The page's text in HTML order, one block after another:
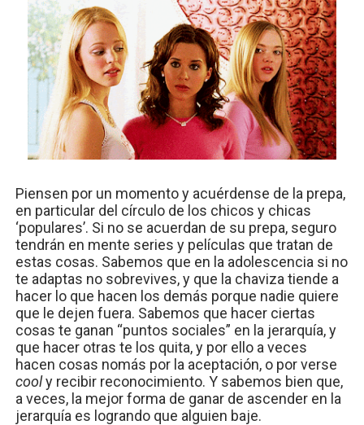
Piensen por un momento y acuérdense de la prepa,
en particular del círculo de los chicos y chicas
‘populares’. Si no se acuerdan de su prepa, seguro
tendrán en mente series y películas que tratan de
estas cosas. Sabemos que en la adolescencia si no
te adaptas no sobrevives, y que la chaviza tiende a
hacer lo que hacen los demás porque nadie quiere
que le dejen fuera. Sabemos que hacer ciertas
cosas te ganan “puntos sociales” en la jerarquía, y
que hacer otras te los quita, y por ello a veces
hacen cosas nomás por la aceptación, o por verse
cooly recibir reconocimiento. Y sabemos bien que,
a veces, la mejor forma de ganar de ascender en la
jerarquía es logrando que alguien baje.